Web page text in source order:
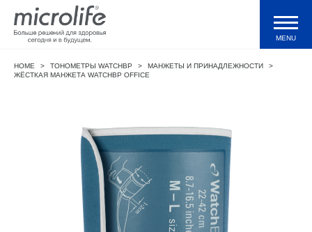
Продукция
Валидации и клинические исследования
Технологии
MENU
HOME > ТОНОМЕТРЫ WATCHBP > МАНЖЕТЫ И ПРИНАДЛЕЖНОСТИ
>
ЖЁСТКАЯ МАНЖЕТА WATCHBP OFFICE